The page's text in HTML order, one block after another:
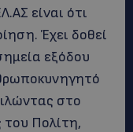
είναι ότι
Έχει δοθεί
εξόδου
στο
του Πολίτη,